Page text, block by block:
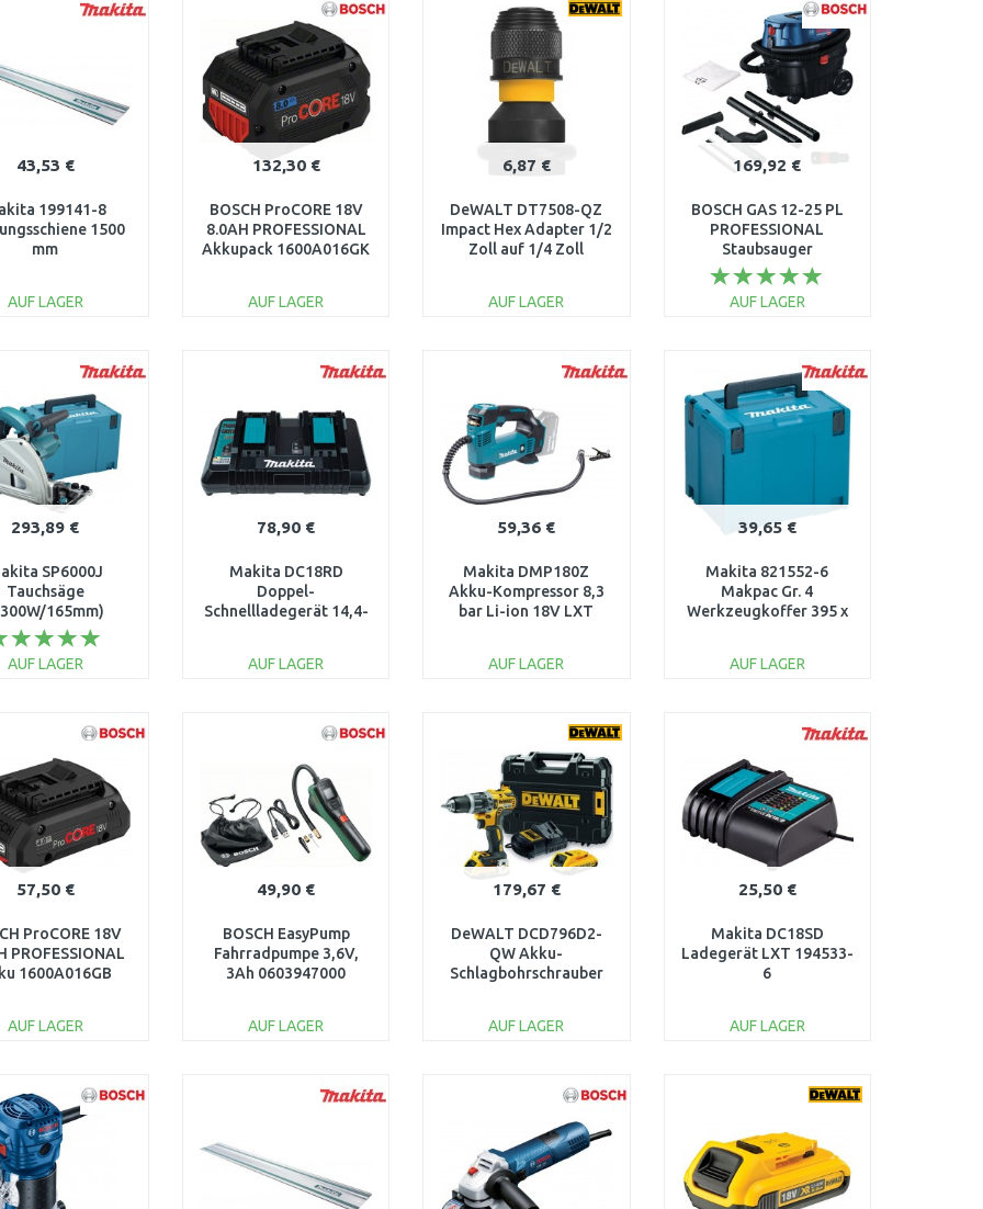
Vergleichen Vergleichen Vergleichen
43,53 €
199141-8
1500
mm
AUF LAGER
Vergleichen
132,30 €
BOSCH ProCORE 18V
8.0AH PROFESSIONAL
Akkupack 1600A016GK
AUF LAGER
6,87 €
DeWALT DT7508-QZ
Impact Hex Adapter 1/2
Zoll auf 1/4 Zoll
AUF LAGER
169,92 €
BOSCH GAS 12-25 PL
PROFESSIONAL
Staubsauger
060197C100
AUF LAGER
Vergleichen
293,89 €
SP6000J
Tauchsäge
165mm)
Makpac
AUF LAGER
Vergleichen
78,90 €
Makita DC18RD
Doppel-
Schnellladegerät 14,4-
AUF LAGER
59,36 €
Makita DMP180Z
Akku-Kompressor 8,3
bar Li-ion 18V LXT
AUF LAGER
Vergleichen
39,65 €
Makita 821552-6
Makpac Gr. 4
Werkzeugkoffer 395 x
AUF LAGER
Vergleichen
57,50 €
ProCORE 18V
PROFESSIONAL
1600A016GB
AUF LAGER
Vergleichen
49,90 €
BOSCH EasyPump
Fahrradpumpe 3,6V,
3Ah 0603947000
AUF LAGER
179,67 €
DeWALT DCD796D2-
QW Akku-
Schlagbohrschrauber
AUF LAGER
25,50 €
Makita DC18SD
Ladegerät LXT 194533-
6
AUF LAGER